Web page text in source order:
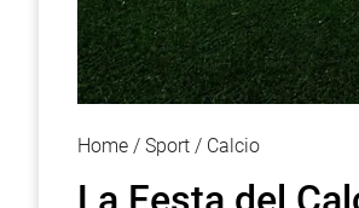
Home Sport Calcio